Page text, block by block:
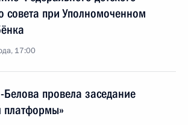
совета при Уполномоченном
17:00
провела заседание
платформы»